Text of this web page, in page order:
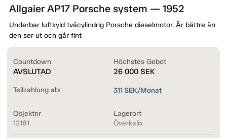
Allgaier AP17 Porsche system — 1952
Underbar luftkyld tvåcylindrig Porsche dieselmotor. Är bättre än
den ser ut och går fint
Countdown
AVSLUTAD
Höchstes Gebot
26 000 SEK
Teilzahlung ab: 311 SEK/Monat
Objektnr
12181
Lagerort
Överkalix